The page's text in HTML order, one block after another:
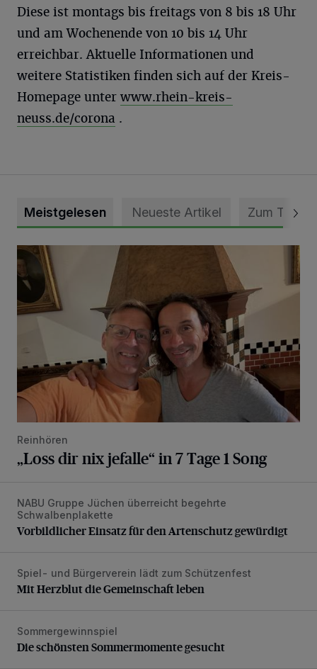
Diese ist montags bis freitags von 8 bis 18 Uhr
und am Wochenende von 10 bis 14 Uhr
erreichbar. Aktuelle Informationen und
weitere Statistiken finden sich auf der Kreis-
Homepage unter www.rhein-kreis-
neuss.de/corona .
Meistgelesen Neueste Artikel Zum Thema
„Loss dir nix jefalle“ in 7 Tage 1 Song
Reinhören
„Loss dir nix jefalle“ in 7 Tage 1 Song
Vorbildlicher Einsatz für den Artenschutz gewürdigt
NABU Gruppe Jüchen überreicht begehrte
Schwalbenplakette
Vorbildlicher Einsatz für den Artenschutz gewürdigt
Mit Herzblut die Gemeinschaft leben
Spiel- und Bürgerverein lädt zum Schützenfest
Mit Herzblut die Gemeinschaft leben
Die schönsten Sommermomente gesucht
Sommergewinnspiel
Die schönsten Sommermomente gesucht